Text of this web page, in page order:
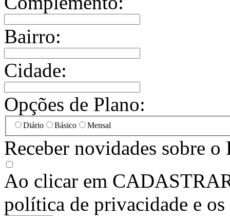
Bairro:
Cidade:
Opções de Plano:
Diário Básico Mensal
Receber novidades sobre
Ao clicar em
política de privacidade e os